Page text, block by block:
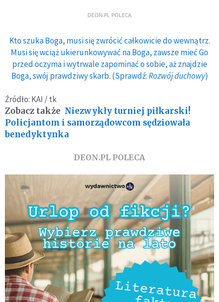
DEON.PL POLECA
Kto szuka Boga, musi się zwrócić całkowicie do wewnątrz.
Musi się wciąż ukierunkowywać na Boga, zawsze mieć Go
przed oczyma i wytrwale zapominać o sobie, aż znajdzie
Boga, swój prawdziwy skarb. (Sprawdź:Rozwój duchowy)
Źródło: KAI / tk
Zobacz także Niezwykły turniej piłkarski!
Policjantom i samorządowcom sędziowała
benedyktynka
DEON.PL POLECA